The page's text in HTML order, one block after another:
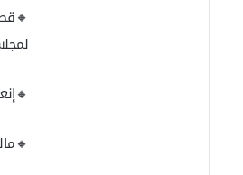
🔸إنعقاد